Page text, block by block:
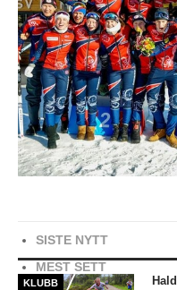
HØIÅS
NYHETER
ÅPNINGSTIDER OG
UTLEIE
VAKTLISTE
SISTE NYTT
MEST SETT
KLUBB